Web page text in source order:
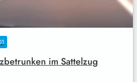
im Sattelzug